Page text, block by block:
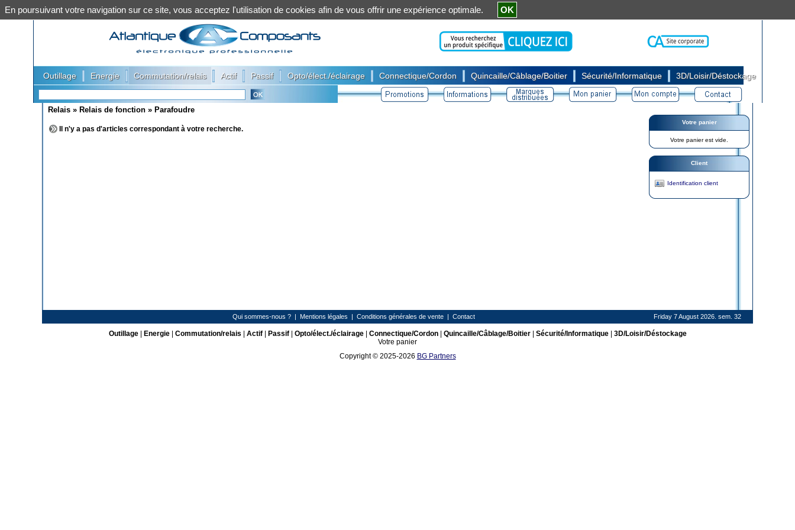
Outillage Energie Commutation/relais Actif Passif Opto/élect./éclairage Connectique/Cordon Quincaille/Câblage/Boitier Sécurité/Informatique 3D/Loisir/Déstockage
Relais » Relais de fonction » Parafoudre
Il n'y a pas d'articles correspondant à votre recherche.
Votre panier
Votre panier est vide.
Client
Identification client
Qui sommes-nous ? | Mentions légales | Conditions générales de vente | Contact Friday 7 August 2026. sem. 32
Outillage| Energie| Commutation/relais Actif| Passif| Opto/élect./éclairage| Connectique/Cordon| Quincaille/Câblage/Boitier| Sécurité/Informatique| 3D/Loisir/Déstockage
Votre panier
Copyright © 2025-2026 BG Partners
En poursuivant votre navigation sur ce site, vous acceptez l'utilisation de cookies afin de vous offrir une expérience optimale. OK